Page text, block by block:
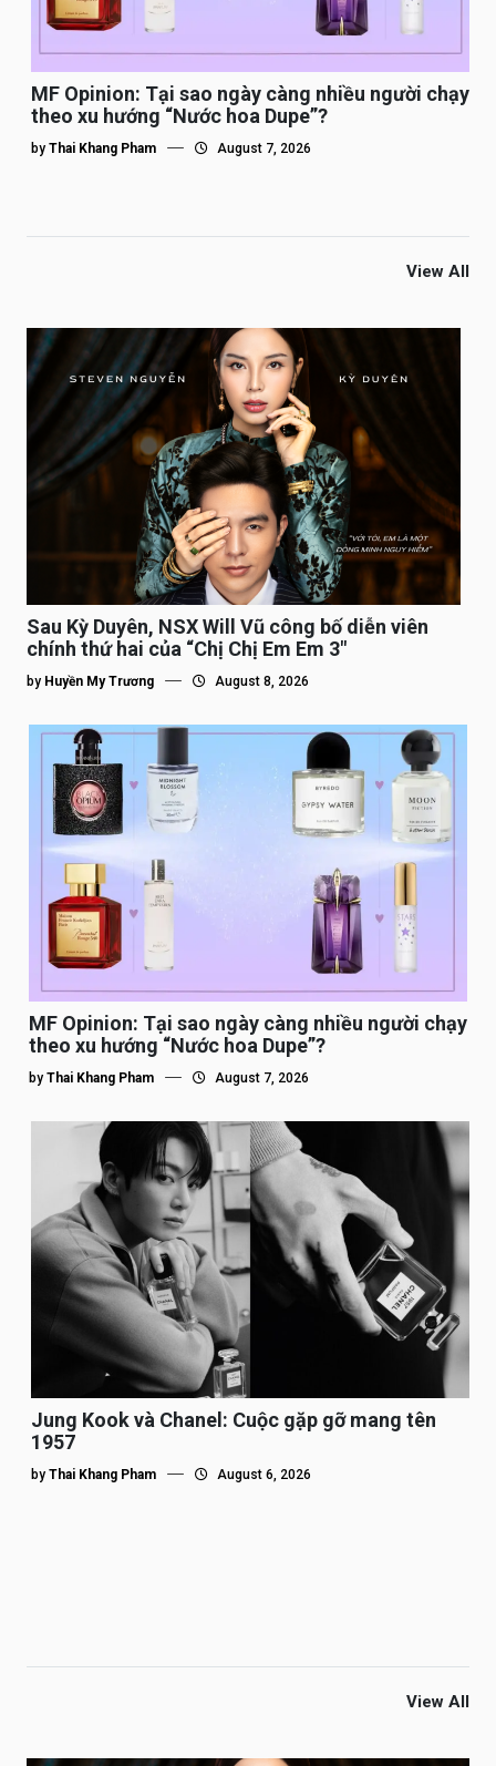
MF Opinion: Tại sao ngày càng nhiều người chạy
theo xu hướng “Nước hoa Dupe”?
by Thai Khang Pham August 7, 2026
View All
Sau Kỳ Duyên, NSX Will Vũ công bố diễn viên
chính thứ hai của “Chị Chị Em Em 3″
by Huyền My Trương August 8, 2026
MF Opinion: Tại sao ngày càng nhiều người chạy
theo xu hướng “Nước hoa Dupe”?
by Thai Khang Pham August 7, 2026
Jung Kook và Chanel: Cuộc gặp gỡ mang tên
1957
by Thai Khang Pham August 6, 2026
View All